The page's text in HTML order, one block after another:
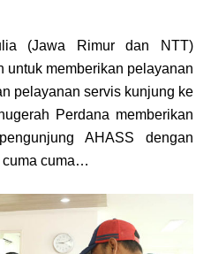
(Jawa Rimur dan NTT)
untuk memberikan pelayanan
pelayanan servis kunjung ke
Perdana memberikan
AHASS dengan
cuma cuma…